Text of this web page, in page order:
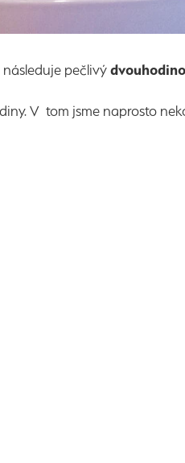
pečlivý
V tom jsme naprosto